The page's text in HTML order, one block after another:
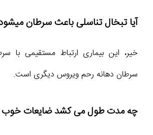
آیا تبخال تناسلی باعث سرطان
خیر، این بیماری ارتباط مستقیمی با
سرطان دهانه رحم ویروس دیگری است.
چه مدت طول می کشد ضایعات خوب